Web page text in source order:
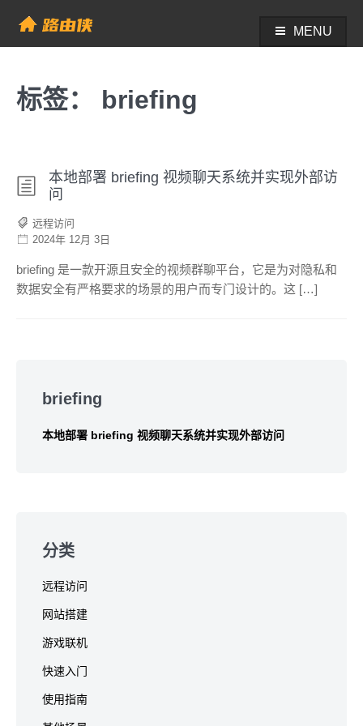
content
帮助中心 - 路由侠
MENU
标签： briefing
本地部署 briefing 视频聊天系统并实现外部访
问
远程访问
2024年 12月 3日
briefing 是一款开源且安全的视频群聊平台，它是为对隐私和
数据安全有严格要求的场景的用户而专门设计的。这 […]
briefing
本地部署 briefing 视频聊天系统并实现外部访问
分类
远程访问
网站搭建
游戏联机
快速入门
使用指南